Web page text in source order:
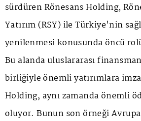
sürdüren Rönesans Holding,
Yatırım (RSY) ile Türkiye'nin
yenilenmesi konusunda öncü
Bu alanda uluslararası
birliğiyle önemli yatırımlara
Holding, aynı zamanda önemli
oluyor. Bunun son örneği